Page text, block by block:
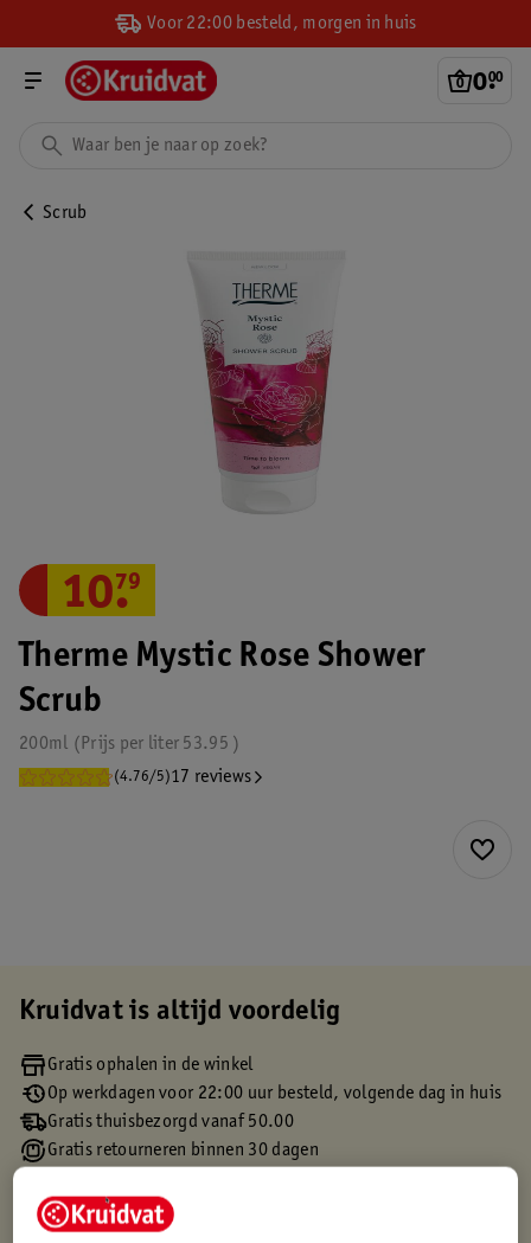
Voor 22:00 besteld, morgen in huis
0.
00
Scrub
Therme Mystic Rose Shower
Scrub
200ml 53.95
Prijs per liter
(4.76/5)17 reviews
10.
79
Kruidvat is altijd voordelig
Gratis ophalen in de winkel
Op werkdagen voor 22:00 uur besteld, volgende dag in huis
Gratis thuisbezorgd vanaf 50.00
Gratis retourneren binnen 30 dagen